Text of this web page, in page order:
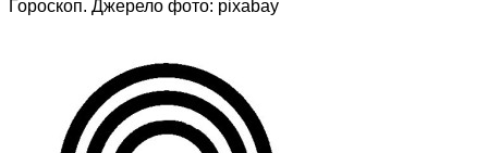
Гороскоп. Джерело фото: pixabay